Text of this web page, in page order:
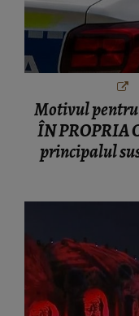
Motivul
ÎN PROPRIA
principalul